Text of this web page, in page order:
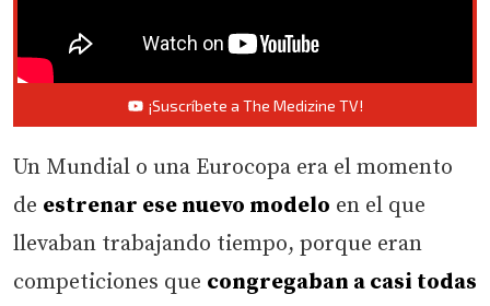
¡Suscríbete a The Medizine TV!
Un Mundial o una Eurocopa era el momento
de estrenar ese nuevo modelo en el que
llevaban trabajando tiempo, porque eran
competiciones que congregaban a casi todas